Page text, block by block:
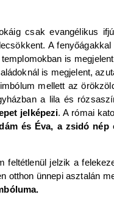
csak evangélikus
A
is
is megjelent,
mellett az
a lila és
jelképezi. A római
és Éva, a zsidó
feltétlenül jelzik a
otthon ünnepi asztalán